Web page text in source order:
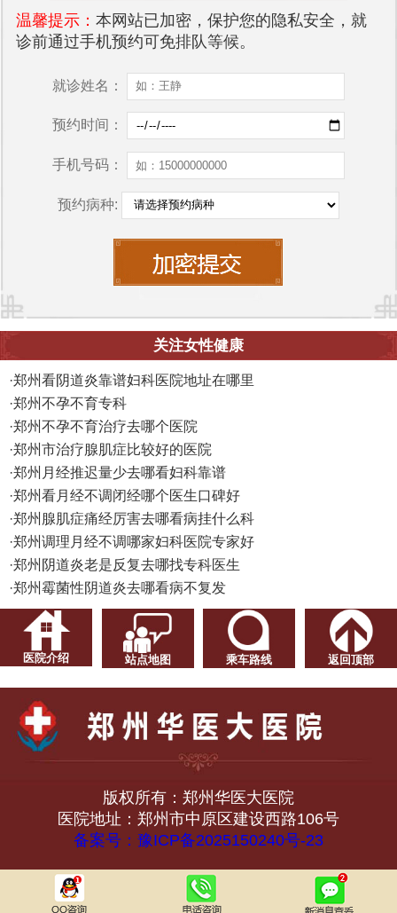
温馨提示： 本网站已加密，保护您的隐私安全，就
诊前通过手机预约可免排队等候。
就诊姓名：
预约时间：
手机号码：
预约病种:
关注女性健康
·郑州看阴道炎靠谱妇科医院地址在哪里
·郑州不孕不育专科
·郑州不孕不育治疗去哪个医院
·郑州市治疗腺肌症比较好的医院
·郑州月经推迟量少去哪看妇科靠谱
·郑州看月经不调闭经哪个医生口碑好
·郑州腺肌症痛经厉害去哪看病挂什么科
·郑州调理月经不调哪家妇科医院专家好
·郑州阴道炎老是反复去哪找专科医生
·郑州霉菌性阴道炎去哪看病不复发
医院介绍 站点地图 乘车路线 返回顶部
版权所有：郑州华医大医院
医院地址：郑州市中原区建设西路106号
备案号：豫ICP备2025150240号-23